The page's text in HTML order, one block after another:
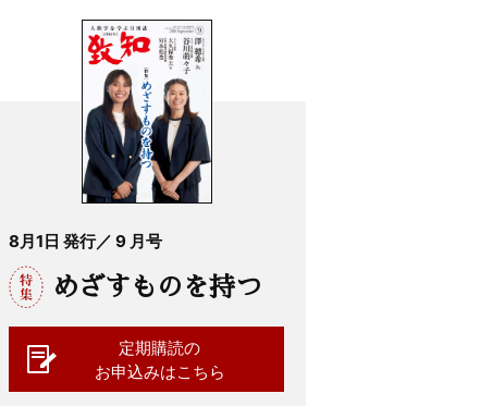
8月1日 発行／ 9 月号
めざすものを持つ
定期購読の
お申込みはこちら